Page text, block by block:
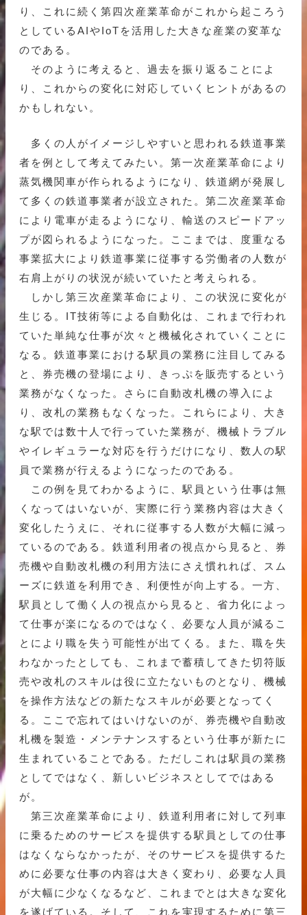
り、これに続く第四次産業革命がこれから起ころう
としているAIやIoTを活用した大きな産業の変革な
のである。
そのように考えると、過去を振り返ることによ
り、これからの変化に対応していくヒントがあるの
かもしれない。
多くの人がイメージしやすいと思われる鉄道事業
者を例として考えてみたい。第一次産業革命により
蒸気機関車が作られるようになり、鉄道網が発展し
て多くの鉄道事業者が設立された。第二次産業革命
により電車が走るようになり、輸送のスピードアッ
プが図られるようになった。ここまでは、度重なる
事業拡大により鉄道事業に従事する労働者の人数が
右肩上がりの状況が続いていたと考えられる。
しかし第三次産業革命により、この状況に変化が
生じる。IT技術等による自動化は、これまで行われ
ていた単純な仕事が次々と機械化されていくことに
なる。鉄道事業における駅員の業務に注目してみる
と、券売機の登場により、きっぷを販売するという
業務がなくなった。さらに自動改札機の導入によ
り、改札の業務もなくなった。これらにより、大き
な駅では数十人で行っていた業務が、機械トラブル
やイレギュラーな対応を行うだけになり、数人の駅
員で業務が行えるようになったのである。
この例を見てわかるように、駅員という仕事は無
くなってはいないが、実際に行う業務内容は大きく
変化したうえに、それに従事する人数が大幅に減っ
ているのである。鉄道利用者の視点から見ると、券
売機や自動改札機の利用方法にさえ慣れれば、スム
ーズに鉄道を利用でき、利便性が向上する。一方、
駅員として働く人の視点から見ると、省力化によっ
て仕事が楽になるのではなく、必要な人員が減るこ
とにより職を失う可能性が出てくる。また、職を失
わなかったとしても、これまで蓄積してきた切符販
売や改札のスキルは役に立たないものとなり、機械
を操作方法などの新たなスキルが必要となってく
る。ここで忘れてはいけないのが、券売機や自動改
札機を製造・メンテナンスするという仕事が新たに
生まれていることである。ただしこれは駅員の業務
としてではなく、新しいビジネスとしてではある
が。
第三次産業革命により、鉄道利用者に対して列車
に乗るためのサービスを提供する駅員としての仕事
はなくならなかったが、そのサービスを提供するた
めに必要な仕事の内容は大きく変わり、必要な人員
が大幅に少なくなるなど、これまでとは大きな変化
を遂げている。そして、これを実現するために第三